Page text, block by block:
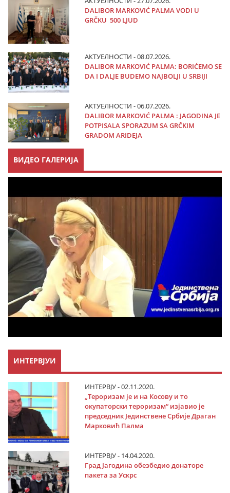
DALIBOR MARKOVIĆ PALMA VODI U
GRČKU 500 LJUD
АКТУЕЛНОСТИ - 08.07.2026.
DALIBOR MARKOVIĆ PALMA: BORIĆEMO SE
DA I DALJE BUDEMO NAJBOLJI U SRBIJI
АКТУЕЛНОСТИ - 06.07.2026.
DALIBOR MARKOVIĆ PALMA : JAGODINA JE
POTPISALA SPORAZUM SA GRČKIM
GRADOM ARIDEJA
ВИДЕО ГАЛЕРИЈА
ИНТЕРВЈУИ
ИНТЕРВЈУ - 02.11.2020.
„Тероризам је и на Косову и то
окупаторски тероризам“ изјавио је
председник Јединствене Србије Драган
Марковић Палма
ИНТЕРВЈУ - 14.04.2020.
Град Јагодина обезбедио донаторе
пакета за Ускрс